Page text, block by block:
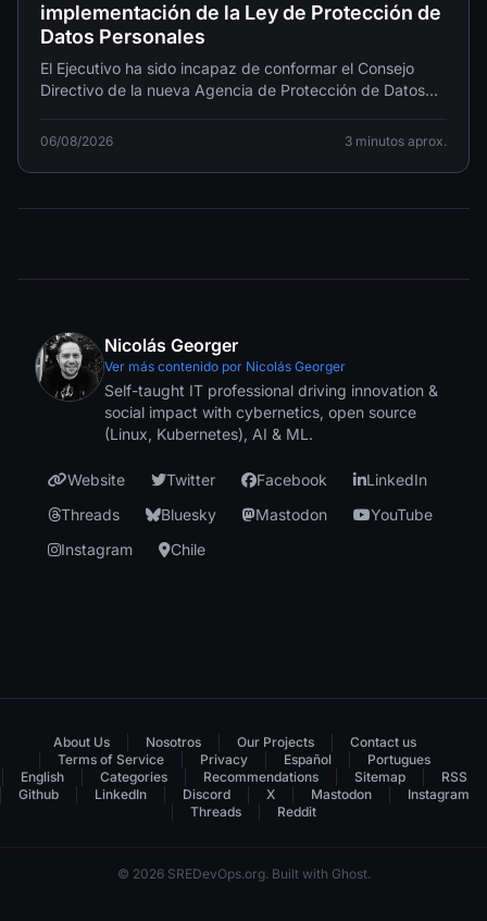
implementación de la Ley de Protección de
Datos Personales
El Ejecutivo ha sido incapaz de conformar el Consejo
Directivo de la nueva Agencia de Protección de Datos
cumplimiento de la norma.
06/08/2026 3 minutos aprox.
Nicolás Georger
Ver más contenido por Nicolás Georger
Self-taught IT professional driving innovation &
social impact with cybernetics, open source
(Linux, Kubernetes), AI & ML.
Website Twitter Facebook
LinkedIn
Threads
Bluesky Mastodon
YouTube
Instagram
Chile
About Us Nosotros Our Projects
Contact us
Terms of Service
Privacy Español
Portugues
English
Categories Recommendations Sitemap
RSS
Github
LinkedIn Discord X Mastodon
Instagram
Threads
Reddit
© 2026 SREDevOps.org. Built with Ghost.